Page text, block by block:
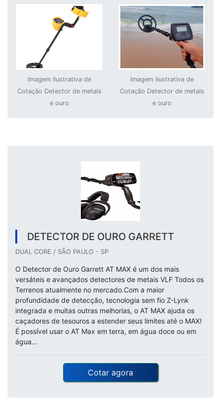
Imagem ilustrativa de
Cotação Detector de metais
e ouro
Imagem ilustrativa de
Cotação Detector de metais
e ouro
DETECTOR DE OURO GARRETT
DUAL CORE / SÃO PAULO - SP
O Detector de Ouro Garrett AT MAX é um dos mais
versáteis e avançados detectores de metais VLF Todos os
Terrenos atualmente no mercado.Com a maior
profundidade de detecção, tecnologia sem fio Z-Lynk
integrada e muitas outras melhorias, o AT MAX ajuda os
caçadores de tesouros a estender seus limites até o MAX!
É possível usar o AT Max em terra, em água doce ou em
água...
Cotar agora